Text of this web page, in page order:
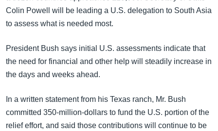
ညွန်း
စာမျက်နှာ
သို့
ကြည့်
ရန်
ရှာဖွေ
မကြေးမုံရဲ့ အင်္ဂလိပ်စာ
ရုပ်ရှင်ထဲက အင်္ဂလိပ်စာ
ရေဒီယို
ရေဒီယိုနှင့်ရုပ်သံ အချက်အလက်များ
ရေဒီယို/တီဗွီအစီအစဉ်
Learning English
ဗွီအိုအေ လူမှုကွန်ယက်များ
ဘာသာစကားများ
Colin Powell will be leading a U.S. delegation to South Asia
to assess what is needed most.
President Bush says initial U.S. assessments indicate that
the need for financial and other help will steadily increase in
the days and weeks ahead.
In a written statement from his Texas ranch, Mr. Bush
committed 350-million-dollars to fund the U.S. portion of the
relief effort, and said those contributions will continue to be